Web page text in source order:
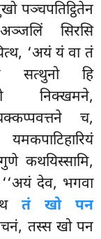
पञ्चपतिट्ठितेन
सिरसि
‘अयं यं वा तं
सत्थुनो हि
निक्खमने,
च,
कथयिस्सामि,
‘‘अयं देव, भगवा
तं खो पन
तस्स खो पन